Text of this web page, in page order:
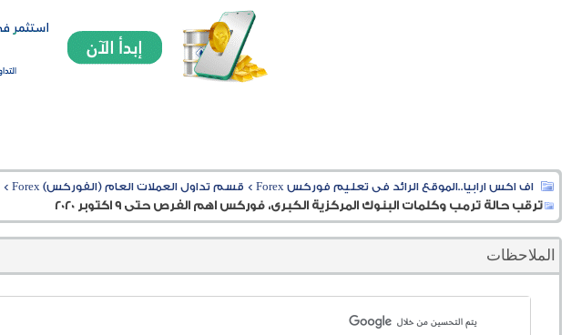
اف اكس ارابيا..الموقع الرائد فى تعليم فوركس Forex > قسم تداول العملات العام (الفوركس) Forex >
ترقب حالة ترمب وكلمات البنوك المركزية الكبرى، فوركس اهم الفرص حتى 9 اكتوبر 2020
الملاحظات